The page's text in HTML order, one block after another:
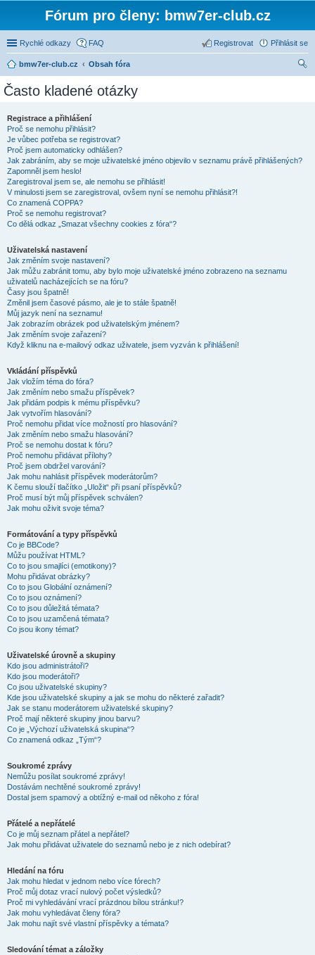
Fórum pro členy: bmw7er-club.cz
Rychlé odkazy FAQ Přihlásit se
Registrovat
bmw7er-club.cz
Obsah fóra
Často kladené otázky
Registrace a přihlášení
Proč se nemohu přihlásit?
Je vůbec potřeba se registrovat?
Proč jsem automaticky odhlášen?
Jak zabráním, aby se moje uživatelské jméno objevilo v seznamu právě přihlášených?
Zapomněl jsem heslo!
Zaregistroval jsem se, ale nemohu se přihlásit!
V minulosti jsem se zaregistroval, ovšem nyní se nemohu přihlásit?!
Co znamená COPPA?
Proč se nemohu registrovat?
Co dělá odkaz „Smazat všechny cookies z fóra“?
Uživatelská nastavení
Jak změním svoje nastavení?
Jak můžu zabránit tomu, aby bylo moje uživatelské jméno zobrazeno na seznamu
uživatelů nacházejících se na fóru?
Časy jsou špatně!
Změnil jsem časové pásmo, ale je to stále špatně!
Můj jazyk není na seznamu!
Jak zobrazím obrázek pod uživatelským jménem?
Jak změním svoje zařazení?
Když kliknu na e-mailový odkaz uživatele, jsem vyzván k přihlášení!
Vkládání příspěvků
Jak vložím téma do fóra?
Jak změním nebo smažu příspěvek?
Jak přidám podpis k mému příspěvku?
Jak vytvořím hlasování?
Proč nemohu přidat více možností pro hlasování?
Jak změním nebo smažu hlasování?
Proč se nemohu dostat k fóru?
Proč nemohu přidávat přílohy?
Proč jsem obdržel varování?
Jak mohu nahlásit příspěvek moderátorům?
K čemu slouží tlačítko „Uložit“ při psaní příspěvků?
Proč musí být můj příspěvek schválen?
Jak mohu oživit svoje téma?
Formátování a typy příspěvků
Co je BBCode?
Můžu používat HTML?
Co to jsou smajlíci (emotikony)?
Mohu přidávat obrázky?
Co to jsou Globální oznámení?
Co to jsou oznámení?
Co to jsou důležitá témata?
Co to jsou uzamčená témata?
Co jsou ikony témat?
Uživatelské úrovně a skupiny
Kdo jsou administrátoři?
Kdo jsou moderátoři?
Co jsou uživatelské skupiny?
Kde jsou uživatelské skupiny a jak se mohu do některé zařadit?
Jak se stanu moderátorem uživatelské skupiny?
Proč mají některé skupiny jinou barvu?
Co je „Výchozí uživatelská skupina“?
Co znamená odkaz „Tým“?
Soukromé zprávy
Nemůžu posílat soukromé zprávy!
Dostávám nechtěné soukromé zprávy!
Dostal jsem spamový a obtížný e-mail od někoho z fóra!
Přátelé a nepřátelé
Co je můj seznam přátel a nepřátel?
Jak mohu přidávat uživatele do seznamů nebo je z nich odebírat?
Hledání na fóru
Jak mohu hledat v jednom nebo více fórech?
Proč můj dotaz vrací nulový počet výsledků?
Proč mi vyhledávání vrací prázdnou bílou stránku!?
Jak mohu vyhledávat členy fóra?
Jak mohu najít své vlastní příspěvky a témata?
Sledování témat a záložky